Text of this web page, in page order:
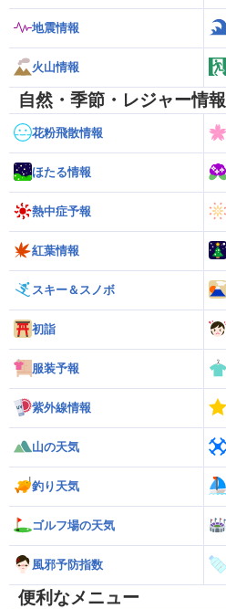
地震情報
火山情報
自然・季節・レジャー情報
花粉飛散情報
ほたる情報
熱中症予報
紅葉情報
スキー＆スノボ
初詣
服装予報
紫外線情報
山の天気
釣り天気
ゴルフ場の天気
風邪予防指数
便利なメニュー